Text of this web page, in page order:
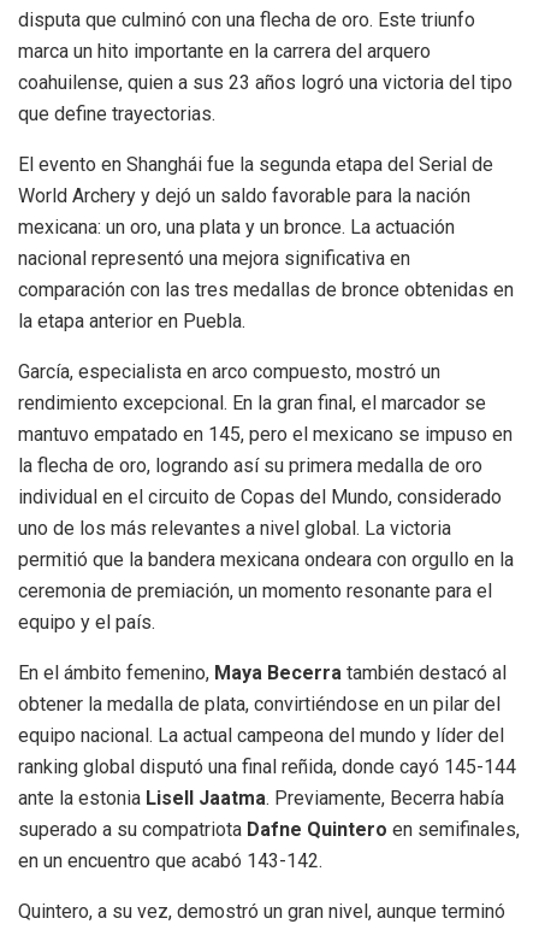
disputa que culminó con una flecha de oro. Este triunfo
marca un hito importante en la carrera del arquero
coahuilense, quien a sus 23 años logró una victoria del tipo
que define trayectorias.
El evento en Shanghái fue la segunda etapa del Serial de
World Archery y dejó un saldo favorable para la nación
mexicana: un oro, una plata y un bronce. La actuación
nacional representó una mejora significativa en
comparación con las tres medallas de bronce obtenidas en
la etapa anterior en Puebla.
García, especialista en arco compuesto, mostró un
rendimiento excepcional. En la gran final, el marcador se
mantuvo empatado en 145, pero el mexicano se impuso en
la flecha de oro, logrando así su primera medalla de oro
individual en el circuito de Copas del Mundo, considerado
uno de los más relevantes a nivel global. La victoria
permitió que la bandera mexicana ondeara con orgullo en la
ceremonia de premiación, un momento resonante para el
equipo y el país.
En el ámbito femenino, Maya Becerra también destacó al
obtener la medalla de plata, convirtiéndose en un pilar del
equipo nacional. La actual campeona del mundo y líder del
ranking global disputó una final reñida, donde cayó 145-144
ante la estonia Lisell Jaatma. Previamente, Becerra había
superado a su compatriota Dafne Quintero en semifinales,
en un encuentro que acabó 143-142.
Quintero, a su vez, demostró un gran nivel, aunque terminó